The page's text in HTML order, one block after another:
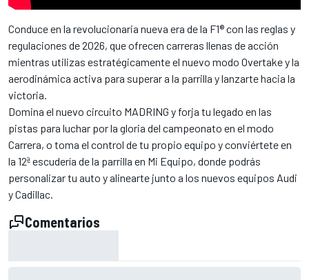
Conduce en la revolucionaria nueva era de la F1® con las reglas y
regulaciones de 2026, que ofrecen carreras llenas de acción
mientras utilizas estratégicamente el nuevo modo Overtake y la
aerodinámica activa para superar a la parrilla y lanzarte hacia la
victoria.
Domina el nuevo circuito MADRING y forja tu legado en las
pistas para luchar por la gloria del campeonato en el modo
Carrera, o toma el control de tu propio equipo y conviértete en
la 12ª escudería de la parrilla en Mi Equipo, donde podrás
personalizar tu auto y alinearte junto a los nuevos equipos Audi
y Cadillac.
Comentarios